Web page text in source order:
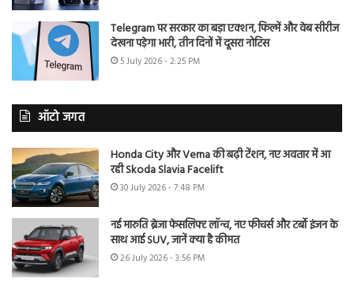
Telegram पर सरकार का बड़ा एक्शन, फिल्में और वेब सीरीज
देखना पड़ेगा भारी, तीन दिनों में दूसरा नोटिस
5 July 2026 - 2:25 PM
ऑटो जगत
Honda City और Verna की बढ़ी टेंशन, नए अवतार में आ
रही Skoda Slavia Facelift
30 July 2026 - 7:48 PM
नई मारुति ब्रेजा फेसलिफ्ट लॉन्च, नए फीचर्स और टर्बो इंजन के
साथ आई SUV, जानें क्या है कीमत
26 July 2026 - 3:56 PM